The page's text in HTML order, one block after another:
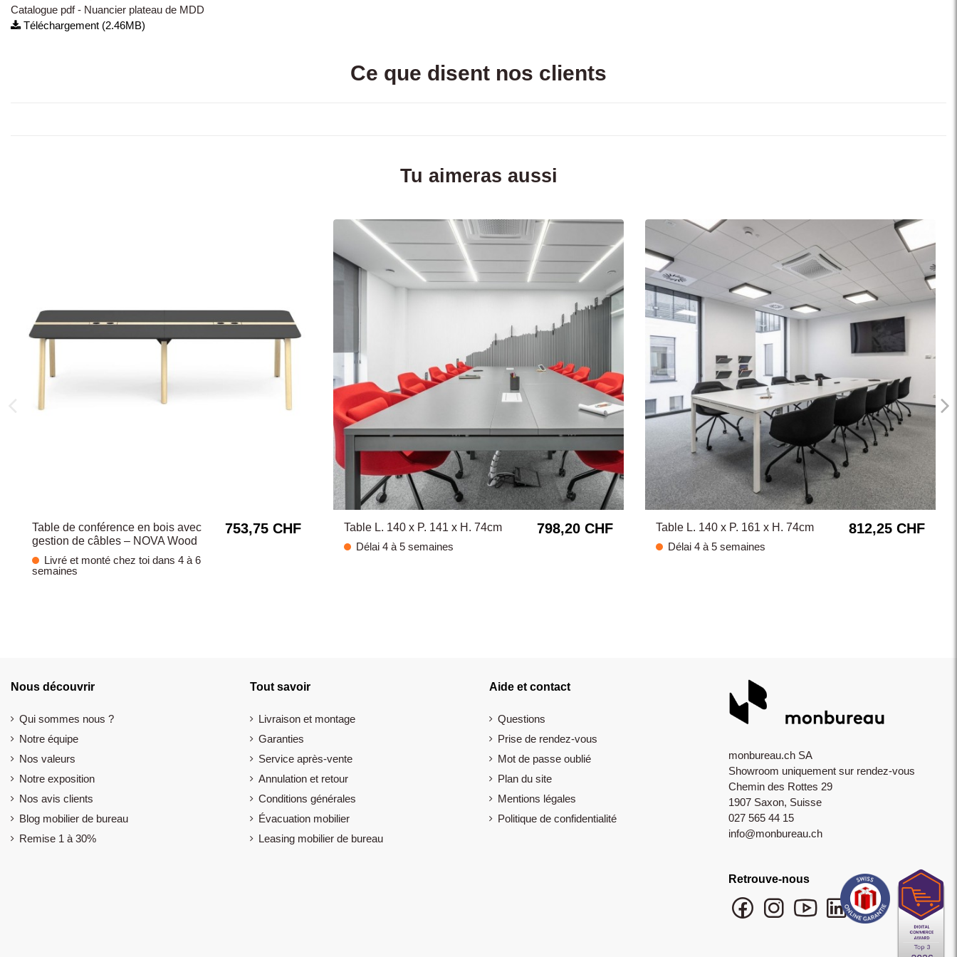
Catalogue pdf - Nuancier plateau de MDD
Téléchargement (2.46MB)
Ce que disent nos clients
Tu aimeras aussi
Table de conférence en bois avec
gestion de câbles – NOVA Wood
Livré et monté chez toi dans 4 à 6
semaines
753,75 CHF
Table L. 140 x P. 141 x H. 74cm
Délai 4 à 5 semaines
798,20 CHF
Table L. 140 x P. 161 x H. 74cm
Délai 4 à 5 semaines
812,25 CHF
Nous découvrir
Qui sommes nous ?
Notre équipe
Nos valeurs
Notre exposition
Nos avis clients
Blog mobilier de bureau
Remise 1 à 30%
Tout savoir
Livraison et montage
Garanties
Service après-vente
Annulation et retour
Conditions générales
Évacuation mobilier
Leasing mobilier de bureau
Aide et contact
Questions
Prise de rendez-vous
Mot de passe oublié
Plan du site
Mentions légales
Politique de confidentialité
monbureau.ch SA
Showroom uniquement sur rendez-vous
Chemin des Rottes 29
1907 Saxon, Suisse
027 565 44 15
info@monbureau.ch
Retrouve-nous
Facebook monbureau
Instagram monbureau
YouTube monbureau
LinkedIn monbureau